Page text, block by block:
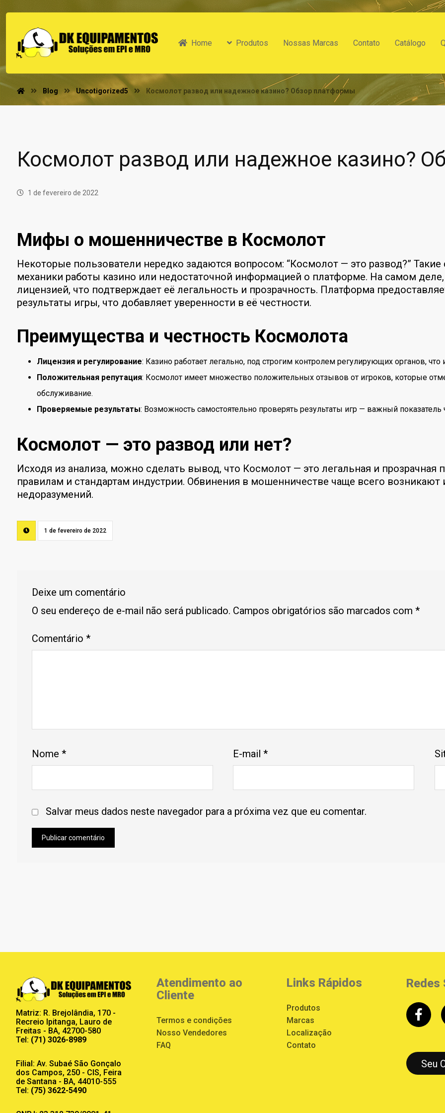
Home Produtos Nossas Marcas Contato Catálogo
Blog Uncotigorized5 Космолот развод или надежное казино? Обзор платформы
Космолот развод или надежное казино?
1 de fevereiro de 2022
Мифы о мошенничестве в Космолот
Некоторые пользователи нередко задаются вопросом: “Космолот — это развод?”
механики работы казино или недостаточной информацией о платформе. На самом
лицензией, что подтверждает её легальность и прозрачность. Платформа
результаты игры, что добавляет уверенности в её честности.
Преимущества и честность Космолота
Лицензия и регулирование: Казино работает легально, под строгим контролем регулирующих органов,
Положительная репутация: Космолот имеет множество положительных отзывов от игроков, которые
обслуживание.
Проверяемые результаты: Возможность самостоятельно проверять результаты игр — важный показатель
Космолот — это развод или нет?
Исходя из анализа, можно сделать вывод, что Космолот — это легальная и прозрачная
правилам и стандартам индустрии. Обвинения в мошенничестве чаще всего
недоразумений.
1 de fevereiro de 2022
Deixe um comentário
O seu endereço de e-mail não será publicado. Campos obrigatórios são marcados com *
Comentário *
Nome * E-mail*
Salvar meus dados neste navegador para a próxima vez que eu comentar.
Publicar comentário
Matriz: R. Brejolândia, 170 -
Recreio Ipitanga, Lauro de
Freitas - BA, 42700-580
Tel: (71) 3026-8989
Filial: Av. Subaé São Gonçalo
dos Campos, 250 - CIS, Feira
de Santana - BA, 44010-555
Tel: (75) 3622-5490
Atendimento ao
Cliente
Termos e condições
Nosso Vendedores
FAQ
Links Rápidos
Produtos
Marcas
Localização
Contato
Redes
Seu